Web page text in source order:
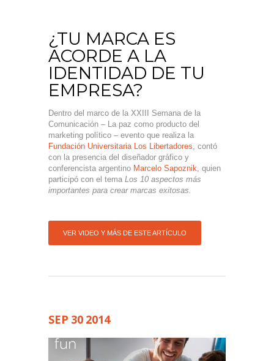
¿TU MARCA ES
ACORDE A LA
IDENTIDAD DE TU
EMPRESA?
Dentro del marco de la XXIII Semana de la
Comunicación – La paz como producto del
marketing político – evento que realiza la
Fundación Universitaria Los Libertadores, contó
con la presencia del diseñador gráfico y
conferencista argentino Marcelo Sapoznik, quien
participó con el tema Los 10 aspectos más
importantes para crear marcas exitosas.
VER VIDEO Y MÁS DE ESTE ARTÍCULO
SEP 30 2014